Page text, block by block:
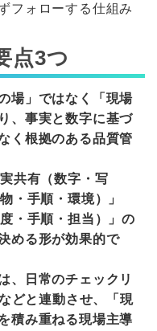
フォローする仕組み
点3つ
場」ではなく「現場
、事実と数字に基づ
く根拠のある品質管
共有（数字・写
・手順・環境）」
・手順・担当）」の
める形が効果的で
、日常のチェックリ
どと連動させ、「現
積み重ねる現場主導